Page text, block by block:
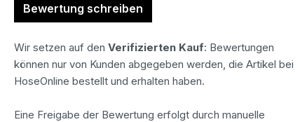
Bewertung schreiben
Wir setzen auf den Verifizierten Kauf: Bewertungen
können nur von Kunden abgegeben werden, die Artikel bei
HoseOnline bestellt und erhalten haben.
Eine Freigabe der Bewertung erfolgt durch manuelle